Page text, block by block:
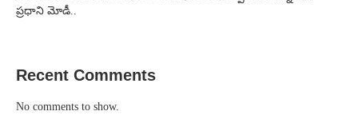
ప్రధాని మోడీ..
Recent Comments
No comments to show.